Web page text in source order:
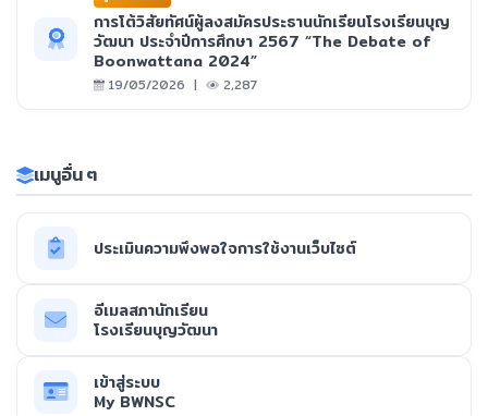
การโต้วิสัยทัศน์ผู้ลงสมัครประธานนักเรียนโรงเรียนบุญ
วัฒนา ประจำปีการศึกษา 2567 “The Debate of
Boonwattana 2024”
19/05/2026 | 2,287
เมนูอื่น ๆ
ประเมินความพึงพอใจการใช้งานเว็บไซต์
อีเมลสภานักเรียน
โรงเรียนบุญวัฒนา
เข้าสู่ระบบ
My BWNSC